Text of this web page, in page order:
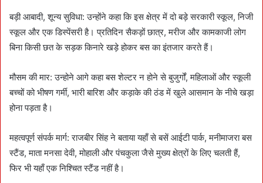
बड़ी आबादी, शून्य सुविधा: उन्होंने कहा कि इस क्षेत्र में दो बड़े सरकारी स्कूल, निजी
स्कूल और एक डिस्पेंसरी है। प्रतिदिन सैकड़ों छात्र, मरीज और कामकाजी लोग
बिना किसी छत के सड़क किनारे खड़े होकर बस का इंतजार करते हैं।
मौसम की मार: उन्होने आगे कहा बस शेल्टर न होने से बुजुर्गों, महिलाओं और स्कूली
बच्चों को भीषण गर्मी, भारी बारिश और कड़ाके की ठंड में खुले आसमान के नीचे खड़ा
होना पड़ता है।
महत्वपूर्ण संपर्क मार्ग: राजबीर सिंह ने बताया यहाँ से बसें आईटी पार्क, मनीमाजरा बस
स्टैंड, माता मनसा देवी, मोहाली और पंचकुला जैसे मुख्य क्षेत्रों के लिए चलती हैं,
फिर भी यहाँ एक निश्चित स्टैंड नहीं है।